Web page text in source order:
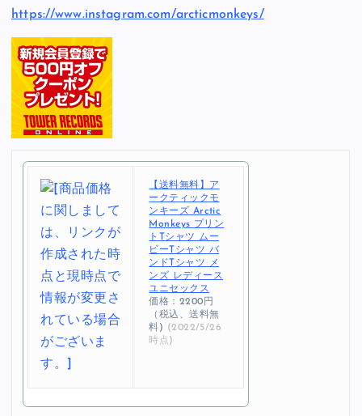
https://www.instagram.com/arcticmonkeys/
【送料無料】ア
ークティックモ
ンキーズ Arctic
Monkeys プリン
トTシャツ ムー
ビーTシャツ バ
ンドTシャツ メ
ンズ レディース
ユニセックス
価格：2200円
（税込、送料無
料) (2022/5/26
時点)